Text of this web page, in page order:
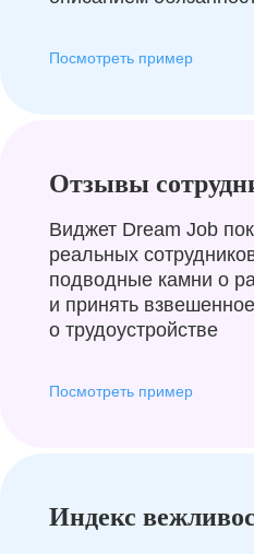
Посмотреть пример
Отзывы
Виджет Dream Job
реальных
подводные камни о
и принять
о трудоустройстве
Посмотреть пример
Индекс